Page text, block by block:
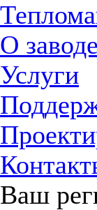
О заводе
Услуги
Ваш